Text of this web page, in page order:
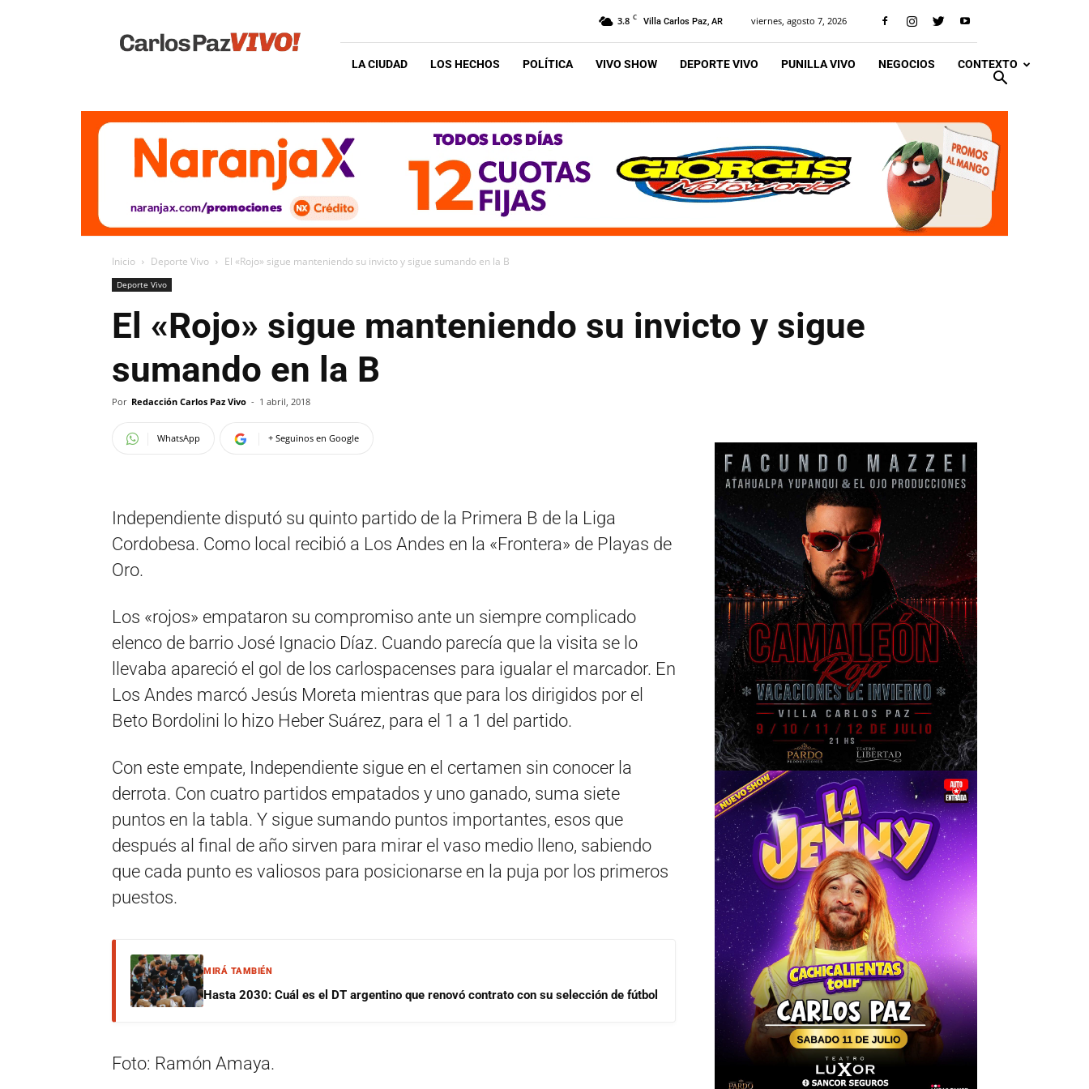
Vivo
3.8 C Villa Carlos Paz, AR viernes, agosto 7, 2026
LA CIUDAD LOS HECHOS POLÍTICA VIVO SHOW DEPORTE VIVO PUNILLA VIVO NEGOCIOS CONTEXTO
Inicio Deporte Vivo El «Rojo» sigue manteniendo su invicto y sigue sumando en la B
Deporte Vivo
El «Rojo» sigue manteniendo su invicto y sigue
sumando en la B
Por Redacción Carlos Paz Vivo - 1 abril, 2018
WhatsApp + Seguinos en Google
Independiente disputó su quinto partido de la Primera B de la Liga
Cordobesa. Como local recibió a Los Andes en la «Frontera» de Playas de
Oro.
Los «rojos» empataron su compromiso ante un siempre complicado
elenco de barrio José Ignacio Díaz. Cuando parecía que la visita se lo
llevaba apareció el gol de los carlospacenses para igualar el marcador. En
Los Andes marcó Jesús Moreta mientras que para los dirigidos por el
Beto Bordolini lo hizo Heber Suárez, para el 1 a 1 del partido.
Con este empate, Independiente sigue en el certamen sin conocer la
derrota. Con cuatro partidos empatados y uno ganado, suma siete
puntos en la tabla. Y sigue sumando puntos importantes, esos que
después al final de año sirven para mirar el vaso medio lleno, sabiendo
que cada punto es valiosos para posicionarse en la puja por los primeros
puestos.
MIRÁ TAMBIÉN
Hasta 2030: Cuál es el DT argentino que renovó contrato con su selección de fútbol
Foto: Ramón Amaya.